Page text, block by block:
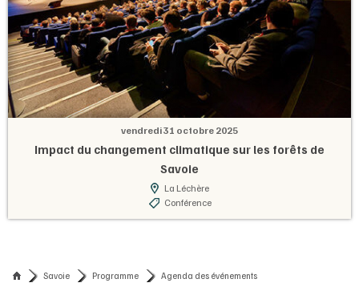
vendredi 31 octobre 2025
Impact du changement climatique sur les forêts de
Savoie
La Léchère
Conférence
Savoie Programme Agenda des événements